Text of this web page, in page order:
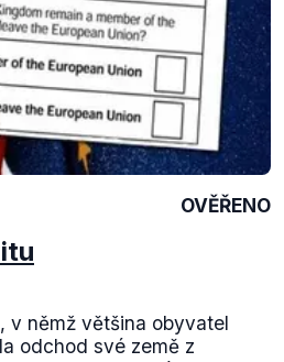
OVĚŘENO
v němž většina obyvatel
odchod své země z